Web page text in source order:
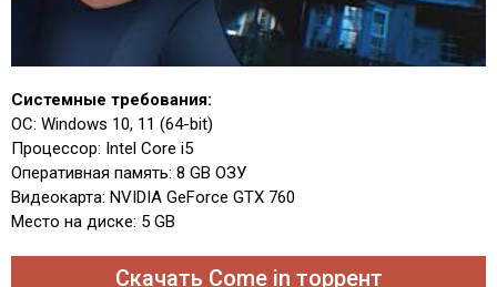
Системные требования:
ОС: Windows 10, 11 (64-bit)
Процессор: Intel Core i5
Оперативная память: 8 GB ОЗУ
Видеокарта: NVIDIA GeForce GTX 760
Место на диске: 5 GB
Скачать Come in торрент